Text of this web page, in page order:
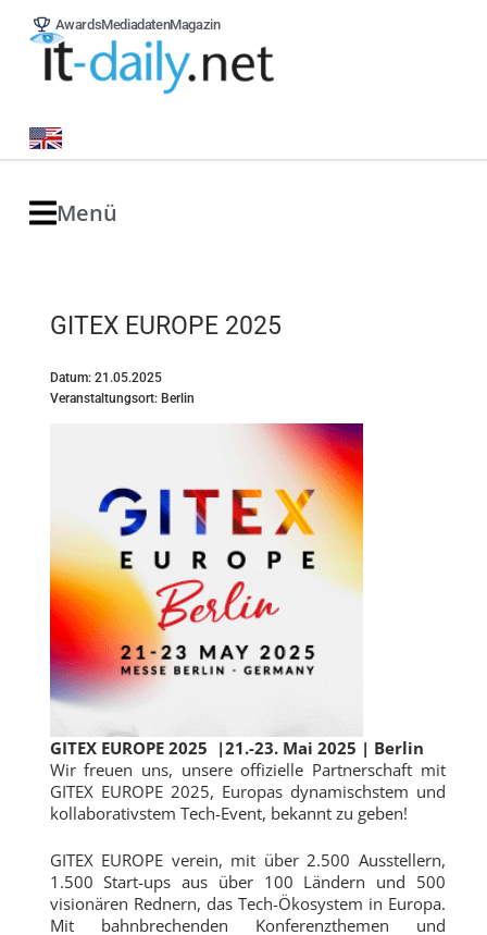
AwardsMediadatenMagazin
Menü
GITEX EUROPE 2025
Datum: 21.05.2025
Veranstaltungsort: Berlin
GITEX EUROPE 2025 |21.-23. Mai 2025 | Berlin
Wir freuen uns, unsere offizielle Partnerschaft mit
GITEX EUROPE 2025, Europas dynamischstem und
kollaborativstem Tech-Event, bekannt zu geben!
GITEX EUROPE verein, mit über 2.500 Ausstellern,
1.500 Start-ups aus über 100 Ländern und 500
visionären Rednern, das Tech-Ökosystem in Europa.
Mit bahnbrechenden Konferenzthemen und